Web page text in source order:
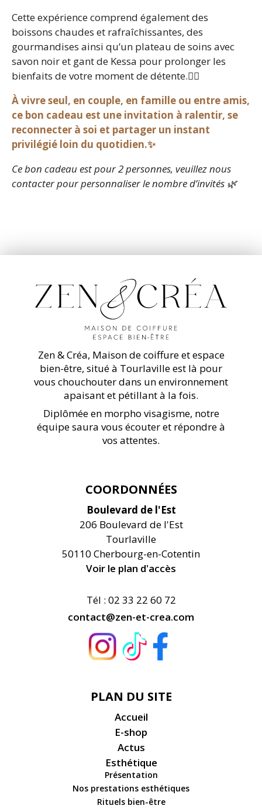
Cette expérience comprend également des
boissons chaudes et rafraîchissantes, des
gourmandises ainsi qu’un plateau de soins avec
savon noir et gant de Kessa pour prolonger les
bienfaits de votre moment de détente.🧖‍♀️
À vivre seul, en couple, en famille ou entre amis,
ce bon cadeau est une invitation à ralentir, se
reconnecter à soi et partager un instant
privilégié loin du quotidien.✨
Ce bon cadeau est pour 2 personnes, veuillez nous
contacter pour personnaliser le nombre d’invités 🌿
Zen & Créa, Maison de coiffure et espace
bien-être, situé à Tourlaville est là pour
vous chouchouter dans un environnement
apaisant et pétillant à la fois.
Diplômée en morpho visagisme, notre
équipe saura vous écouter et répondre à
vos attentes.
COORDONNÉES
Boulevard de l'Est
206 Boulevard de l'Est
Tourlaville
50110 Cherbourg-en-Cotentin
Voir le plan d'accès
Tél : 02 33 22 60 72
contact@zen-et-crea.com
PLAN DU SITE
Accueil
E-shop
Actus
Esthétique
Présentation
Nos prestations esthétiques
Rituels bien-être